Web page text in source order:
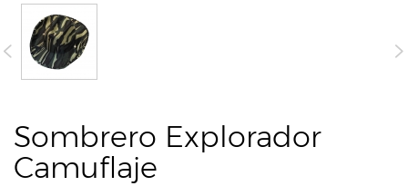
Sombrero Explorador
Camuflaje